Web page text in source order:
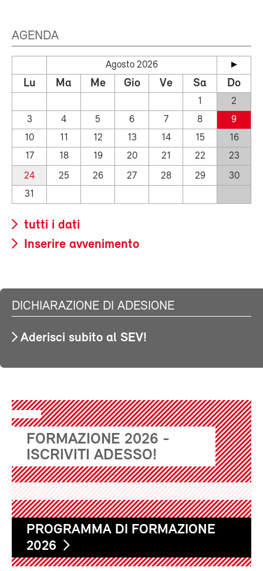
AGENDA
Agosto 2026
Lu Ma Me Gio Ve Sa Do
1
2
3
4 5 6 7 8
9
10
11 12 13 14 15
16
17
18 19 20 21 22
23
24
25 26 27 28 29
30
31
tutti i dati
Inserire avvenimento
DICHIARAZIONE DI ADESIONE
Aderisci subito al SEV!
FORMAZIONE 2026 -
ISCRIVITI ADESSO!
PROGRAMMA DI FORMAZIONE
2026